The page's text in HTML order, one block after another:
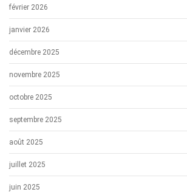
février 2026
janvier 2026
décembre 2025
novembre 2025
octobre 2025
septembre 2025
août 2025
juillet 2025
juin 2025